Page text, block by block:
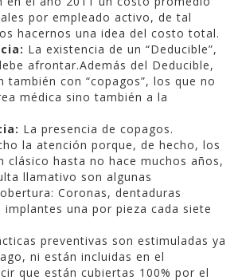
por empleado activo, de tal
hacernos una idea del costo total.
La existencia de un “Deducible”,
afrontar.Además del Deducible,
también con “copagos”, los que no
médica sino también a la
La presencia de copagos.
la atención porque, de hecho, los
clásico hasta no hace muchos años,
llamativo son algunas
Coronas, dentaduras
una por pieza cada siete
preventivas son estimuladas ya
ni están incluidas en el
que están cubiertas 100% por el